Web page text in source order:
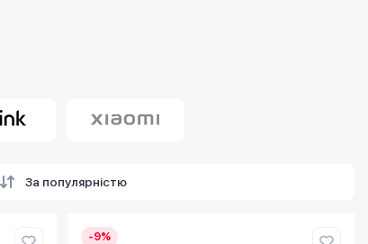
За популярністю
-9%